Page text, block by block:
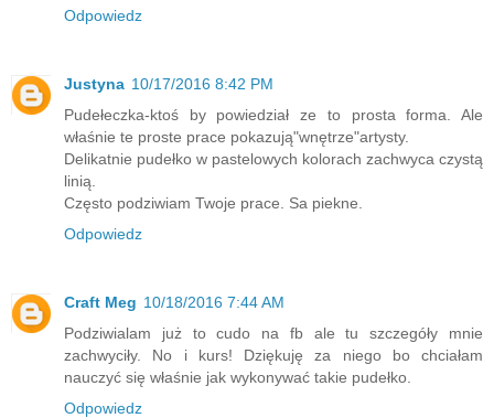
Odpowiedz
Justyna 10/17/2016 8:42 PM
Pudełeczka-ktoś by powiedział ze to prosta forma. Ale
właśnie te proste prace pokazują"wnętrze"artysty.
Delikatnie pudełko w pastelowych kolorach zachwyca czystą
linią.
Często podziwiam Twoje prace. Sa piekne.
Odpowiedz
Craft Meg 10/18/2016 7:44 AM
Podziwialam już to cudo na fb ale tu szczegóły mnie
zachwyciły. No i kurs! Dziękuję za niego bo chciałam
nauczyć się właśnie jak wykonywać takie pudełko.
Odpowiedz